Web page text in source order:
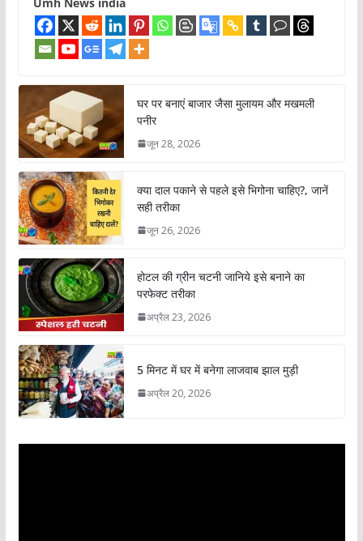
घर पर बनाएं बाजार जैसा मुलायम और मखमली
पनीर
जून 28, 2026
क्या दाल पकाने से पहले इसे भिगोना चाहिए?, जानें
सही तरीका
जून 26, 2026
होटल की ग्रीन चटनी जानिये इसे बनाने का
परफेक्ट तरीका
अप्रैल 23, 2026
5 मिनट में घर में बनेगा लाजवाब झाल मुड़ी
अप्रैल 20, 2026